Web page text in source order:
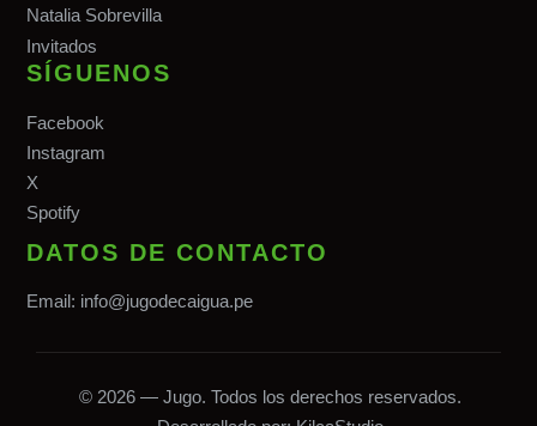
Natalia Sobrevilla
Invitados
SÍGUENOS
Facebook
Instagram
X
Spotify
DATOS DE CONTACTO
Email: info@jugodecaigua.pe
© 2026 — Jugo. Todos los derechos reservados.